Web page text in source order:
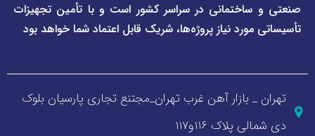
در سراسر کشور است و با تأمین تجهیزات
نیاز پروژه‌ها، شریک قابل اعتماد شما خواهد بود
بازار آهن غرب تهران_مجتنع تجاری پارسیان بلوک
۱۱۶و۱۱۷